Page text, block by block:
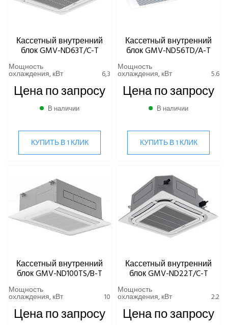
Кассетный внутренний
блок GMV-ND63T/C-T
Мощность
охлаждения, кВт 6,3
Цена по запросу
В наличии
КУПИТЬ В 1 КЛИК
Кассетный внутренний
блок GMV-ND56TD/A-T
Мощность
охлаждения, кВт 5.6
Цена по запросу
В наличии
КУПИТЬ В 1 КЛИК
Кассетный внутренний
блок GMV-ND100TS/B-T
Мощность
охлаждения, кВт 10
Цена по запросу
Кассетный внутренний
блок GMV-ND22T/C-T
Мощность
охлаждения, кВт 2.2
Цена по запросу